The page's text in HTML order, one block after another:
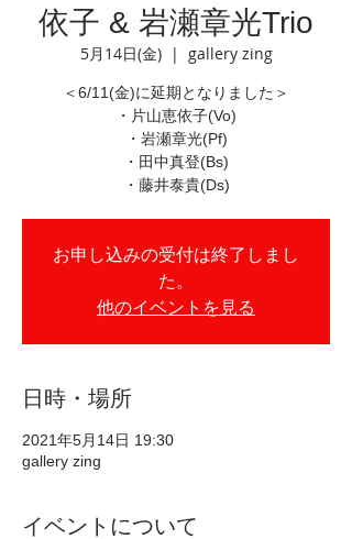
依子 & 岩瀬章光Trio
5月14日(金)
  |
gallery zing
＜6/11(金)に延期となりました＞
・片山恵依子(Vo)
・岩瀬章光(Pf)
・田中真登(Bs)
・藤井泰貴(Ds)
お申し込みの受付は終了しまし
た。
他のイベントを見る
日時・場所
2021年5月14日 19:30
gallery zing
イベントについて